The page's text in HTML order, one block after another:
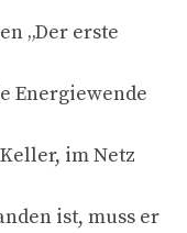
„Der erste
Energiewende
im Netz
ist, muss er